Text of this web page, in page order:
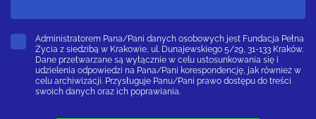
Administratorem Pana/Pani danych osobowych jest Fundacja Pełna
Życia z siedzibą w Krakowie, ul. Dunajewskiego 5/29, 31-133 Kraków.
Dane przetwarzane są wyłącznie w celu ustosunkowania się i
udzielenia odpowiedzi na Pana/Pani korespondencję, jak również w
celu archiwizacji. Przysługuje Panu/Pani prawo dostępu do treści
swoich danych oraz ich poprawiania.